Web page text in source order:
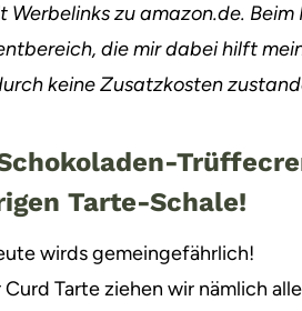
zu amazon.de.
die mir dabei hilft
keine Zusatzkosten
Tarte-Schale!
wirds gemeingefährlich!
Tarte ziehen wir nämlich